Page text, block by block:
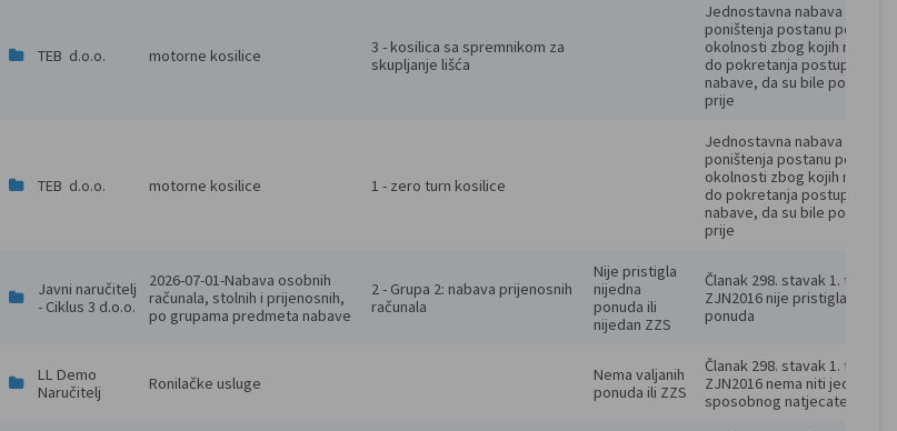
TEB  d.o.o. motorne kosilice
3 - kosilica sa spremnikom za
skupljanje lišća
Jednostavna nabava - razlozi
poništenja postanu poznate
okolnosti zbog kojih ne bi
do pokretanja postupka
nabave, da su bile poznate
prije
TEB  d.o.o. motorne kosilice 1 - zero turn kosilice
Jednostavna nabava - razlozi
poništenja postanu poznate
okolnosti zbog kojih ne bi
do pokretanja postupka
nabave, da su bile poznate
prije
Javni naručitelj
- Ciklus 3 d.o.o.
2026-07-01-Nabava osobnih
računala, stolnih i prijenosnih,
po grupama predmeta nabave
2 - Grupa 2: nabava prijenosnih
računala
Nije pristigla
nijedna
ponuda ili
nijedan ZZS
Članak 298. stavak 1. točka 7.
ZJN2016 nije pristigla nijedna
ponuda
LL Demo
Naručitelj
Ronilačke usluge
Nema valjanih
ponuda ili ZZS
Članak 298. stavak 1. točka 4.
ZJN2016 nema niti jednog
sposobnog natjecatelja